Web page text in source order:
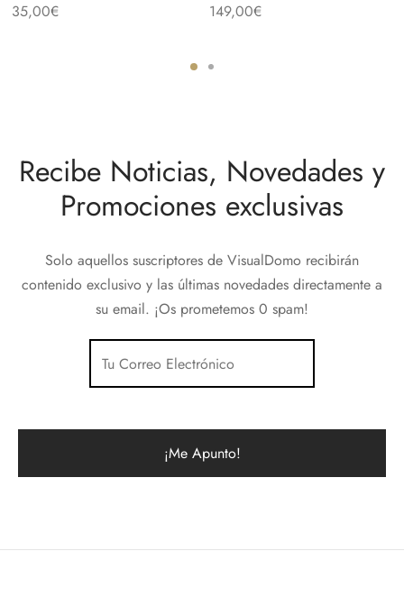
35,00€
149,00€
Recibe Noticias, Novedades y
Promociones exclusivas
Solo aquellos suscriptores de VisualDomo recibirán
contenido exclusivo y las últimas novedades directamente a
su email. ¡Os prometemos 0 spam!